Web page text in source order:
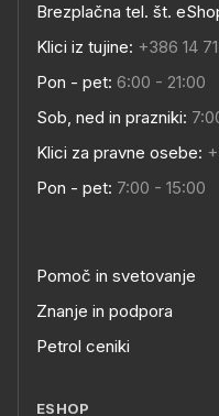
Brezplačna tel. št.
Klici iz tujine: +386 14
Pon - pet: 6:00 - 21:00
Sob, ned in prazniki:
Klici za pravne osebe:
Pon - pet: 7:00 - 15:00
Pomoč in svetovanje
Znanje in podpora
Petrol ceniki
ESHOP